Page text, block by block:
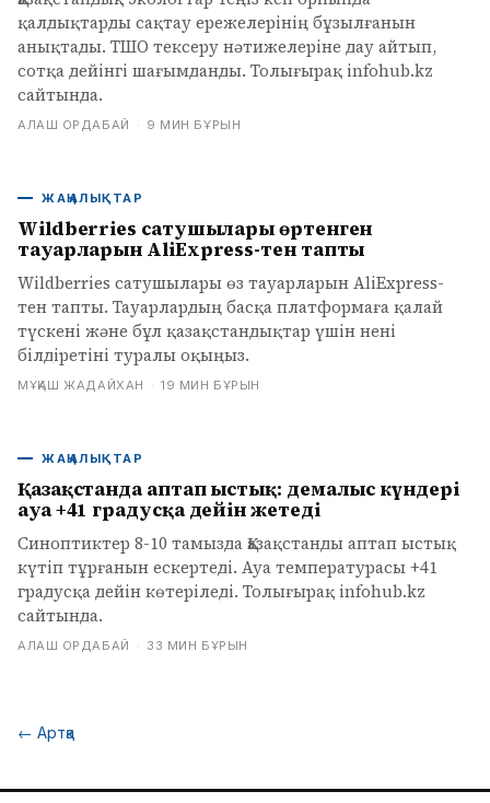
қалдықтарды сақтау ережелерінің бұзылғанын
анықтады. ТШО тексеру нәтижелеріне дау айтып,
сотқа дейінгі шағымданды. Толығырақ infohub.kz
сайтында.
АЛАШ ОРДАБАЙ · 9 МИН БҰРЫН
ЖАҢАЛЫҚТАР
Wildberries сатушылары өртенген
тауарларын AliExpress-тен тапты
Wildberries сатушылары өз тауарларын AliExpress-
тен тапты. Тауарлардың басқа платформаға қалай
түскені және бұл қазақстандықтар үшін нені
білдіретіні туралы оқыңыз.
МҰҚАШ ЖАДАЙХАН · 19 МИН БҰРЫН
ЖАҢАЛЫҚТАР
Қазақстанда аптап ыстық: демалыс күндері
ауа +41 градусқа дейін жетеді
Синоптиктер 8-10 тамызда Қазақстанды аптап ыстық
күтіп тұрғанын ескертеді. Ауа температурасы +41
градусқа дейін көтеріледі. Толығырақ infohub.kz
сайтында.
АЛАШ ОРДАБАЙ · 33 МИН БҰРЫН
← Артқа